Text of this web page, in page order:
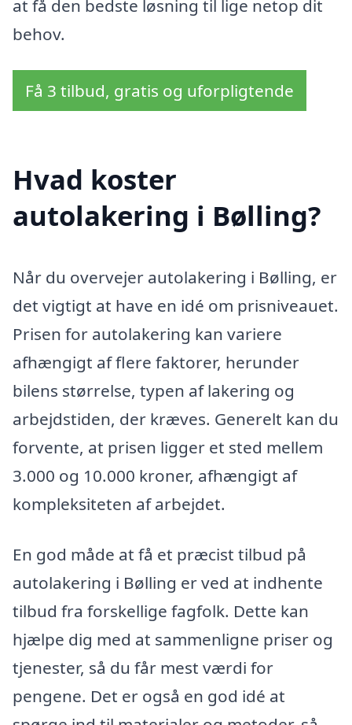
at få den bedste løsning til lige netop dit
behov.
Få 3 tilbud, gratis og uforpligtende
Hvad koster
autolakering i Bølling?
Når du overvejer autolakering i Bølling, er
det vigtigt at have en idé om prisniveauet.
Prisen for autolakering kan variere
afhængigt af flere faktorer, herunder
bilens størrelse, typen af lakering og
arbejdstiden, der kræves. Generelt kan du
forvente, at prisen ligger et sted mellem
3.000 og 10.000 kroner, afhængigt af
kompleksiteten af arbejdet.
En god måde at få et præcist tilbud på
autolakering i Bølling er ved at indhente
tilbud fra forskellige fagfolk. Dette kan
hjælpe dig med at sammenligne priser og
tjenester, så du får mest værdi for
pengene. Det er også en god idé at